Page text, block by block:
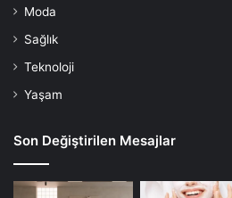
Moda
Sağlık
Teknoloji
Yaşam
Son Değiştirilen Mesajlar